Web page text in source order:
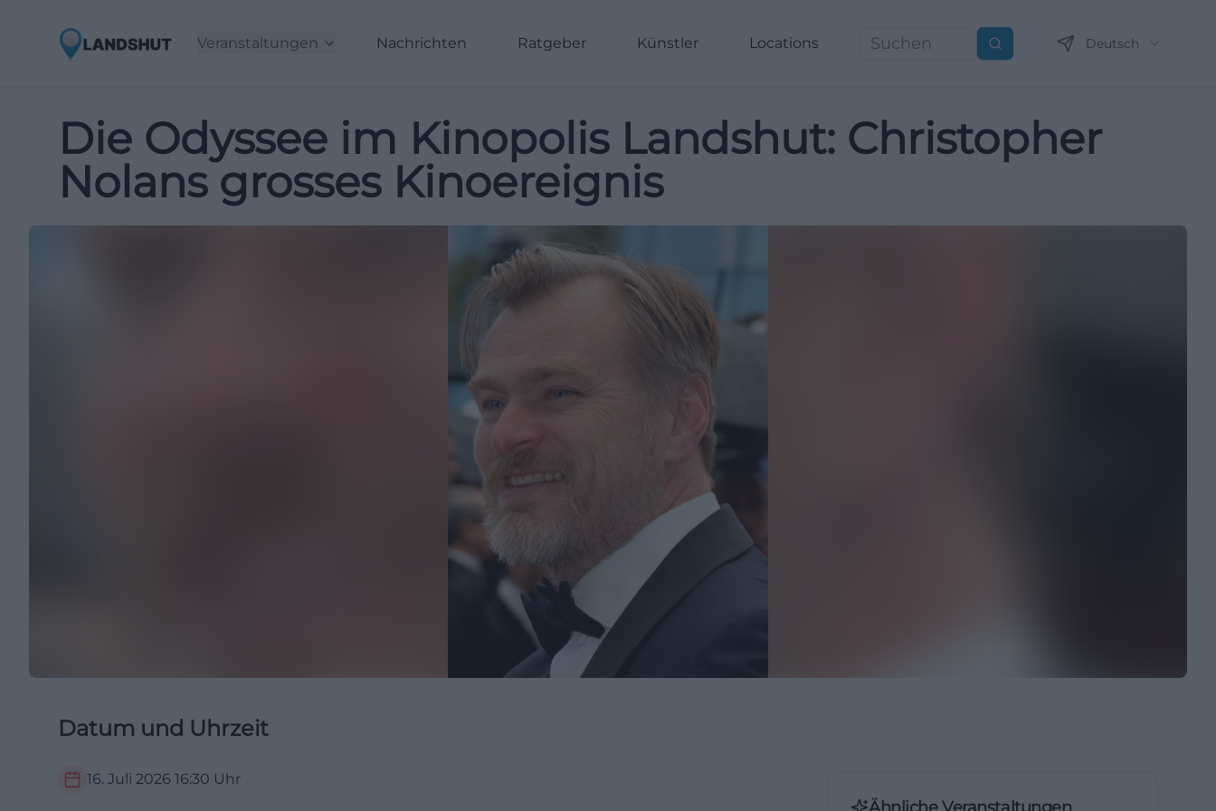
Veranstaltungen Nachrichten Ratgeber Künstler Locations Suchen Deutsch
Die Odyssee im Kinopolis Landshut: Christopher
Nolans grosses Kinoereignis
Datum und Uhrzeit
16. Juli 2026 16:30 Uhr